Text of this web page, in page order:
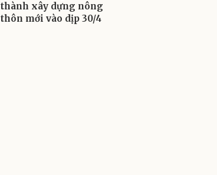
thành xây dựng nông
thôn mới vào dịp 30/4